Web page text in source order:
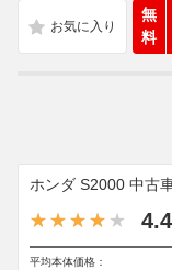
無
料
ホンダ S2000 中古
4.4
平均本体価格：